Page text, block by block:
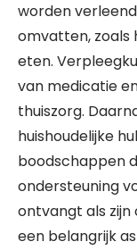
worden
omvatten, zoals
eten.
van medicatie
thuiszorg.
huishoudelijke
boodschappen
ondersteuning
ontvangt als zijn
een belangrijk